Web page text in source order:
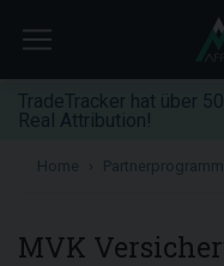
TradeTracker hat über
Real Attribution!
Home
MVK